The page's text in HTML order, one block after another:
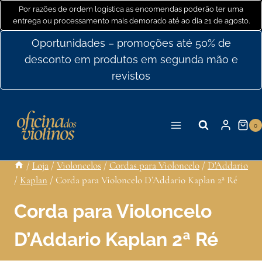
para
conteúdo
Por razões de ordem logística as encomendas poderão ter uma
entrega ou processamento mais demorado até ao dia 21 de agosto.
Oportunidades – promoções até 50% de
desconto em produtos em segunda mão e
revistos
0
/ Loja /Violoncelos / Cordas para Violoncelo / D'Addario
/ Kaplan / Corda para Violoncelo D’Addario Kaplan 2ª Ré
Corda para Violoncelo
D’Addario Kaplan 2ª Ré